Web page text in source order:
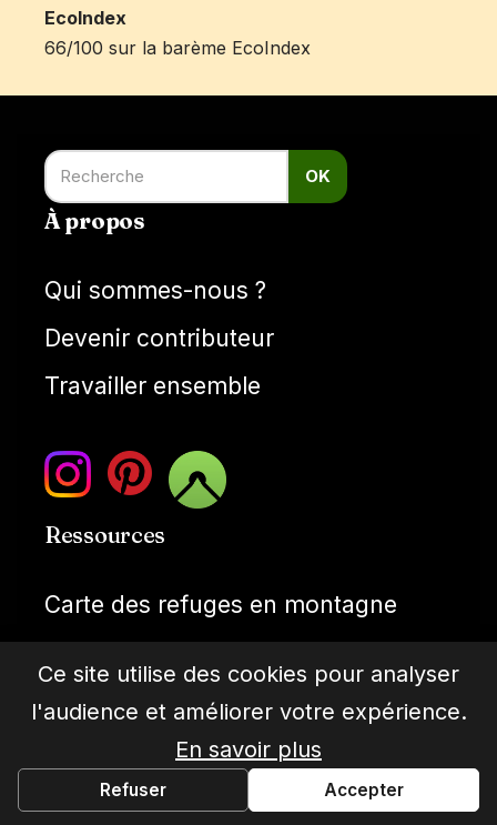
EcoIndex
66/100 sur la barème EcoIndex
OK
À propos
Qui sommes-nous ?
Devenir contributeur
Travailler ensemble
Ressources
Carte des refuges en montagne
Réglementation bivouac en France
Météo montagne
Cartes IGN gratuties
Ce site utilise des cookies pour analyser
l'audience et améliorer votre expérience.
En savoir plus
Refuser Accepter